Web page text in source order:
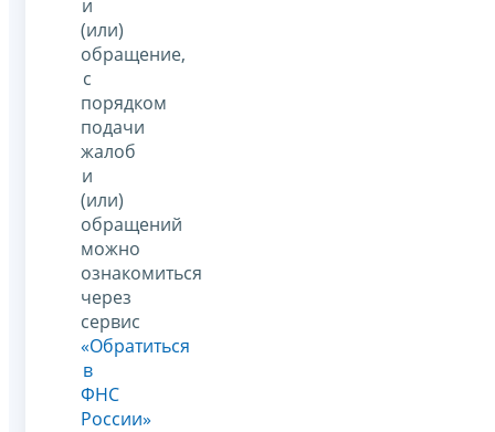
и
(или)
обращение,
с
порядком
подачи
жалоб
и
(или)
обращений
можно
ознакомиться
через
сервис
«Обратиться
в
ФНС
России»